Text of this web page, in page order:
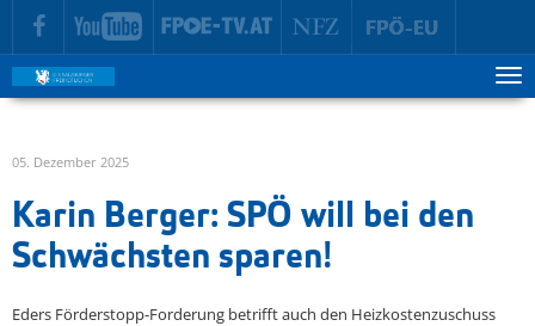
zur Hauptnavigation springen
zum Inhalt springen
05. Dezember 2025
Karin Berger: SPÖ will bei den
Schwächsten sparen!
Eders Förderstopp-Forderung betrifft auch den Heizkostenzuschuss